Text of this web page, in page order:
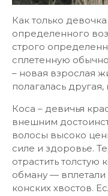
Как только
определенного
строго
сплетенную
– новая взрослая
полагалась
Коса – девичья
внешним
волосы высоко
силе и здоровье.
отрастить толстую
обману —
конских хвостов.